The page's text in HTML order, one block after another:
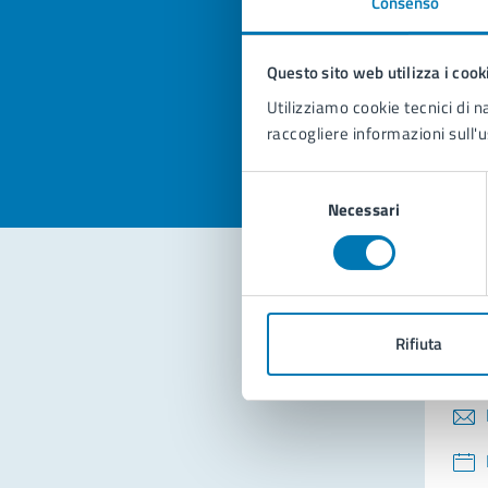
Questo sito web utilizza i
Utilizziamo cookie tecnici di
raccogliere informazioni
consenso
Necessari
Rifiuta